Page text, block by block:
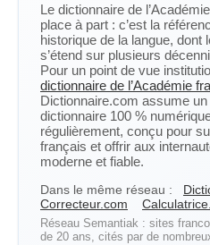
Le dictionnaire de
place à part : c’est la
historique de la langue, dont
s’étend sur plusieurs
Pour un point de vue
dictionnaire de l’Académie
Dictionnaire.com assume
dictionnaire 100 %
régulièrement, conçu pour
français et offrir aux
moderne et fiable.
Dans le même réseau :
Correcteur.com
Réseau Semantiak : sites
de 20 ans, cités par de